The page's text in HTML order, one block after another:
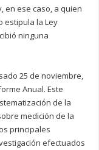
en ese caso, a quien
estipula la Ley
ninguna
25 de noviembre,
Anual. Este
de la
medición de la
principales
efectuados